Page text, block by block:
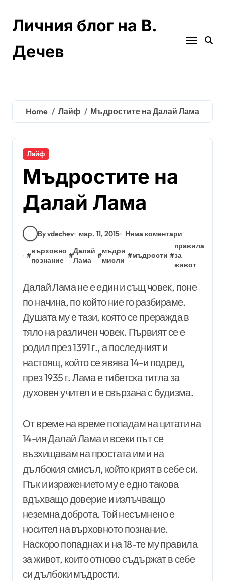
contentЛичния блог на В.
Дечев
Home Лайф Мъдростите на Далай Лама
Лайф
Мъдростите на
Далай Лама
By vdechev мар. 11, 2015 Няма коментари
#
върховно
познание
#
Далай
Лама
#
мъдри
мисли
#мъдрости #
правила
за
живот
Далай Лама не е един и същ човек, поне
по начина, по който ние го разбираме.
Душата му е тази, която се преражда в
тяло на различен човек. Първият се е
родил през 1391 г., а последният и
настоящ, който се явява 14-и подред,
през 1935 г. Лама е тибетска титла за
духовен учител и е свързана с будизма.
От време на време попадам на цитати на
14-ия Далай Лама и всеки път се
възхищавам на простата им и на
дълбокия смисъл, който крият в себе си.
Пък и изражението му е едно такова
вдъхващо доверие и излъчващо
неземна доброта. Той несъмнено е
носител на върховното познание.
Наскоро попаднах и на 18-те му правила
за живот, които отново съдържат в себе
си дълбоки мъдрости.